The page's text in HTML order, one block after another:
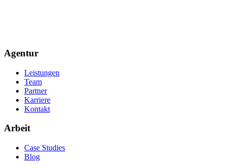
Agentur
Leistungen
Team
Partner
Karriere
Kontakt
Arbeit
Case Studies
Blog